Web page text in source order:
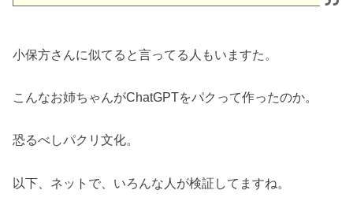
小保方さんに似てると言ってる人もいますた。
こんなお姉ちゃんがChatGPTをパクって作ったのか。
恐るべしパクリ文化。
以下、ネットで、いろんな人が検証してますね。